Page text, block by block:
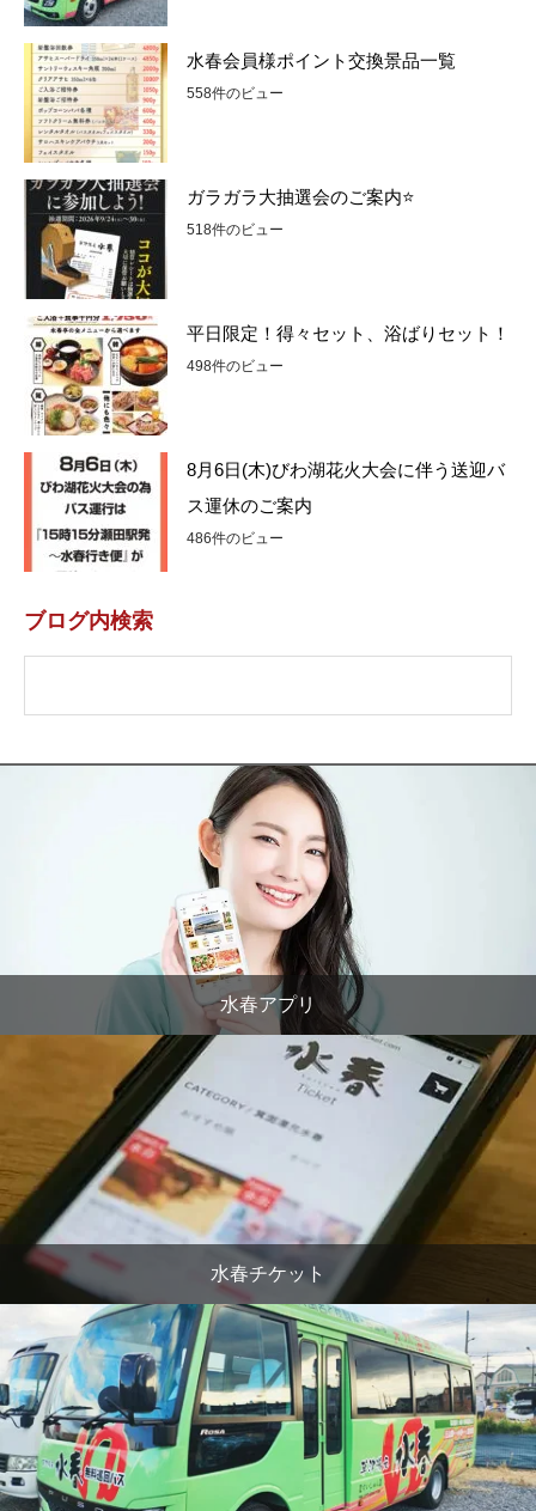
水春会員様ポイント交換景品一覧
558件のビュー
ガラガラ大抽選会のご案内⭐
518件のビュー
平日限定！得々セット、浴ばりセット！
498件のビュー
8月6日(木)びわ湖花火大会に伴う送迎バ
ス運休のご案内
486件のビュー
ブログ内検索
水春アプリ
水春チケット